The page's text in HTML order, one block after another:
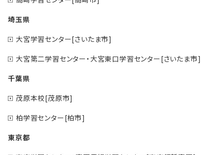
埼玉県
大宮学習センター[さいたま市]
大宮第二学習センター・大宮東口学習センター[さいたま市]
千葉県
茂原本校[茂原市]
柏学習センター[柏市]
東京都